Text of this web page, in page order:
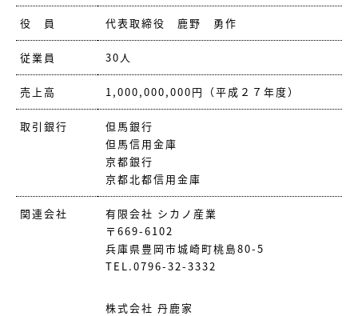
役 員 代表取締役 鹿野 勇作
従業員 30人
売上高 1,000,000,000円（平成２７年度）
取引銀行
但馬銀行
但馬信用金庫
京都銀行
京都北都信用金庫
関連会社
有限会社 シカノ産業
〒669-6102
兵庫県豊岡市城崎町桃島80-5
TEL.0796-32-3332
株式会社 丹鹿家